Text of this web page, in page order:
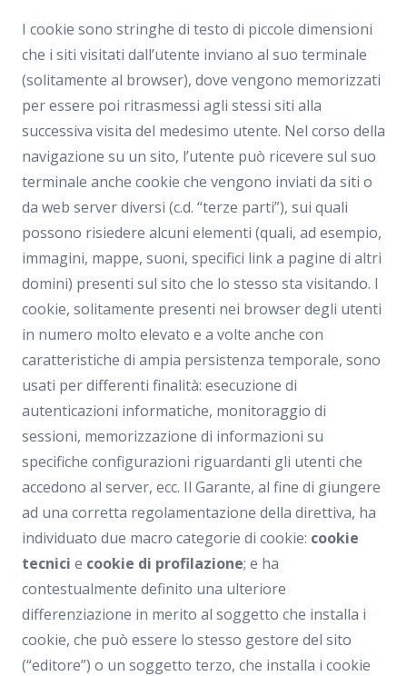
I cookie sono stringhe di testo di piccole dimensioni
che i siti visitati dall’utente inviano al suo terminale
(solitamente al browser), dove vengono memorizzati
per essere poi ritrasmessi agli stessi siti alla
successiva visita del medesimo utente. Nel corso della
navigazione su un sito, l’utente può ricevere sul suo
terminale anche cookie che vengono inviati da siti o
da web server diversi (c.d. “terze parti”), sui quali
possono risiedere alcuni elementi (quali, ad esempio,
immagini, mappe, suoni, specifici link a pagine di altri
domini) presenti sul sito che lo stesso sta visitando. I
cookie, solitamente presenti nei browser degli utenti
in numero molto elevato e a volte anche con
caratteristiche di ampia persistenza temporale, sono
usati per differenti finalità: esecuzione di
autenticazioni informatiche, monitoraggio di
sessioni, memorizzazione di informazioni su
specifiche configurazioni riguardanti gli utenti che
accedono al server, ecc. Il Garante, al fine di giungere
ad una corretta regolamentazione della direttiva, ha
individuato due macro categorie di cookie: cookie
tecnici e cookie di profilazione; e ha
contestualmente definito una ulteriore
differenziazione in merito al soggetto che installa i
cookie, che può essere lo stesso gestore del sito
(“editore”) o un soggetto terzo, che installa i cookie